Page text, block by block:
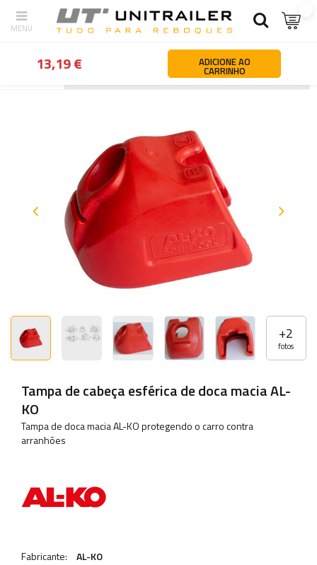
Peças e acessórios para atrelados e
+2
fotos
Tampa de cabeça esférica de doca macia AL-
KO
Tampa de doca macia AL-KO protegendo o carro contra
arranhões
Fabricante: AL-KO
13,19 € ADICIONE AO
CARRINHO